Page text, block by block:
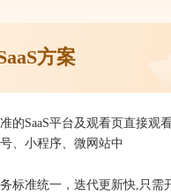
方案
的SaaS平台及观看页直接观
、小程序、微网站中
务标准统一，迭代更新快,只需